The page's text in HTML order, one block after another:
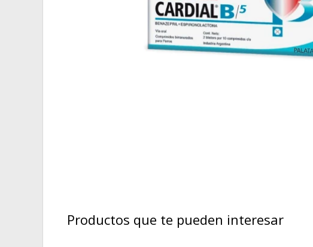
Productos que te pueden interesar